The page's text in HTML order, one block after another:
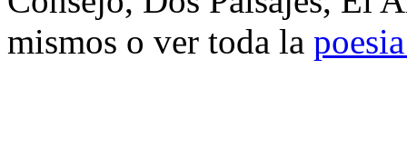
mismos o ver toda la